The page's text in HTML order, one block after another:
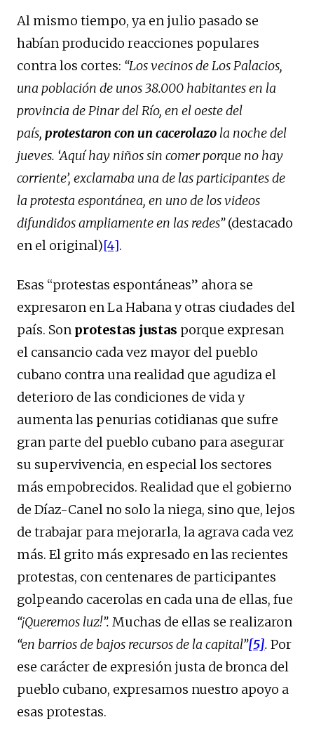
Al mismo tiempo, ya en julio pasado se
habían producido reacciones populares
contra los cortes: “Los vecinos de Los Palacios,
una población de unos 38.000 habitantes en la
provincia de Pinar del Río, en el oeste del
país, protestaron con un cacerolazo la noche del
jueves. ‘Aquí hay niños sin comer porque no hay
corriente’, exclamaba una de las participantes de
la protesta espontánea, en uno de los videos
difundidos ampliamente en las redes”(destacado
en el original)[4].
Esas “protestas espontáneas” ahora se
expresaron en La Habana y otras ciudades del
país. Son protestas justas porque expresan
el cansancio cada vez mayor del pueblo
cubano contra una realidad que agudiza el
deterioro de las condiciones de vida y
aumenta las penurias cotidianas que sufre
gran parte del pueblo cubano para asegurar
su supervivencia, en especial los sectores
más empobrecidos. Realidad que el gobierno
de Díaz-Canel no solo la niega, sino que, lejos
de trabajar para mejorarla, la agrava cada vez
más. El grito más expresado en las recientes
protestas, con centenares de participantes
golpeando cacerolas en cada una de ellas, fue
“¡Queremos luz!”. Muchas de ellas se realizaron
“en barrios de bajos recursos de la capital”[5]. Por
ese carácter de expresión justa de bronca del
pueblo cubano, expresamos nuestro apoyo a
esas protestas.